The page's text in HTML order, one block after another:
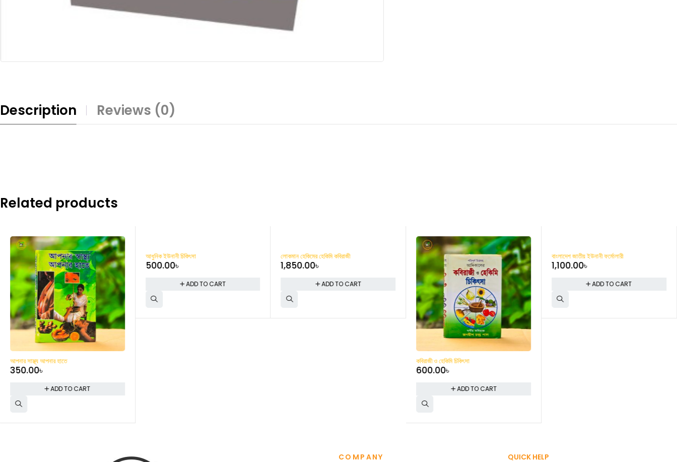
Description Reviews (0)
Related products
আপনার সাস্থ্য আপনার হাতে
350.00৳
ADD TO CART
আধুনিক ইউনানী চিকিৎসা
500.00৳
ADD TO CART
লোকমান হেকিমের হেকিমি কবিরাজী
1,850.00৳
ADD TO CART
কবিরাজী ও হেকিমি চিকিৎসা
600.00৳
ADD TO CART
বাংলাদেশ জাতীয় ইউনানী ফর্মোলারী
1,100.00৳
ADD TO CART
COMPANY QUICK HELP